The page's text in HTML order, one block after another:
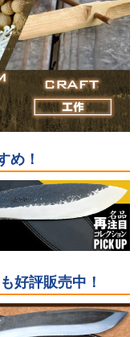
め！
好評販売中！